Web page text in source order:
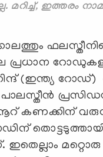
മറിച്ച്, ഇത്തരം
പ്രധാന
(ഇന്ത്യ റോഡ്)
പാലസ്തീന്‍
കണക്കിന്
ഇതെല്ലാം